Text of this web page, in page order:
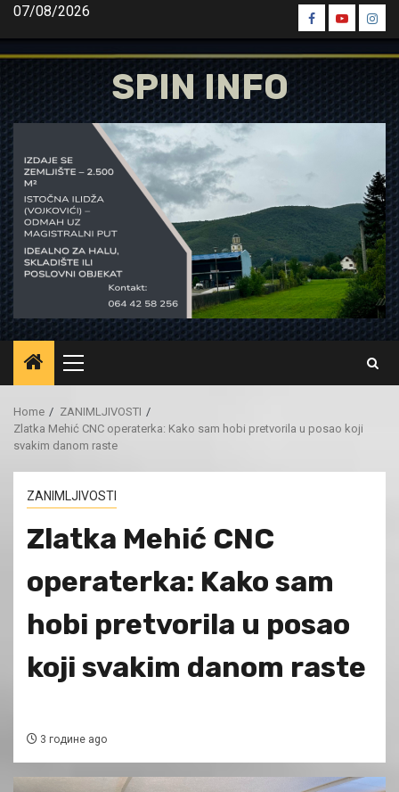
Skip
content
07/08/2026
Spin
Facebook
Spin
Youtube
Spin
SPIN INFO
Primary
Menu
Home
ZANIMLJIVOSTI
Zlatka Mehić CNC operaterka: Kako sam hobi pretvorila u posao koji
svakim danom raste
ZANIMLJIVOSTI
Zlatka Mehić CNC
operaterka: Kako sam
hobi pretvorila u posao
koji svakim danom raste
3 године ago